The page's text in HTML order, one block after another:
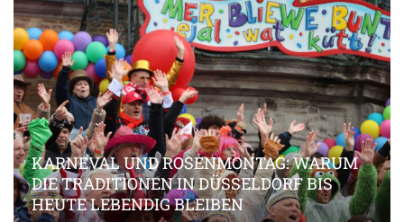
KARNEVAL UND ROSENMONTAG: WARUM
DIE TRADITIONEN IN DÜSSELDORF BIS
HEUTE LEBENDIG BLEIBEN